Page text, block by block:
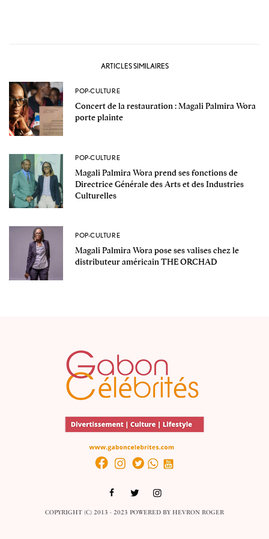
ARTICLES SIMILAIRES
POP-CULTURE
Concert de la restauration : Magali Palmira Wora
porte plainte
POP-CULTURE
Magali Palmira Wora prend ses fonctions de
Directrice Générale des Arts et des Industries
Culturelles
POP-CULTURE
Magali Palmira Wora pose ses valises chez le
distributeur américain THE ORCHAD
COPYRIGHT (C) 2013 - 2023 POWERED BYHEVRON ROGER